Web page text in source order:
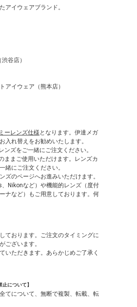
アイウェアブランド。
谷店）
アイウェア（熊本店）
ーレンズ仕様 となります。伊達メガ
入れ替えをお勧めいたします。
ズをご一緒にご注文ください。
まご使用いただけます。レンズカ
緒にご注文ください。
ズのページへお進みいただけます。
Nikonなど）や機能的レンズ（度付
ナなど）もご用意しております。何
ております。ご注文のタイミングに
ございます。
いただきます。あらかじめご了承く
について】
てについて、無断で複製、転載、転